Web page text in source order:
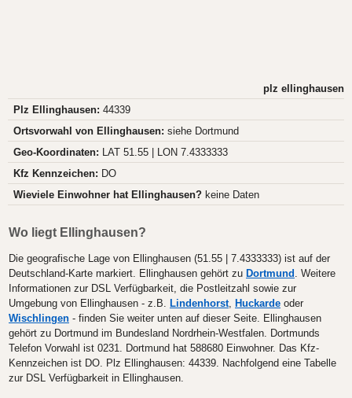
plz ellinghausen
Plz Ellinghausen: 44339
Ortsvorwahl von Ellinghausen: siehe Dortmund
Geo-Koordinaten: LAT 51.55 | LON 7.4333333
Kfz Kennzeichen: DO
Wieviele Einwohner hat Ellinghausen? keine Daten
Wo liegt Ellinghausen?
Die geografische Lage von Ellinghausen (51.55 | 7.4333333) ist auf der
Deutschland-Karte markiert. Ellinghausen gehört zu Dortmund . Weitere
Informationen zur DSL Verfügbarkeit, die Postleitzahl sowie zur
Umgebung von Ellinghausen - z.B. Lindenhorst, Huckarde oder
Wischlingen - finden Sie weiter unten auf dieser Seite. Ellinghausen
gehört zu Dortmund im Bundesland Nordrhein-Westfalen. Dortmunds
Telefon Vorwahl ist 0231. Dortmund hat 588680 Einwohner. Das Kfz-
Kennzeichen ist DO. Plz Ellinghausen: 44339. Nachfolgend eine Tabelle
zur DSL Verfügbarkeit in Ellinghausen.